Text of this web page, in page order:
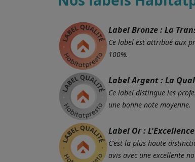
Label Bronze : La
Ce label est attribué aux
100%.
Label Argent : La
Ce label distingue les
une bonne note moyenne.
Label Or :
C'est la plus haute
avis avec une excellente